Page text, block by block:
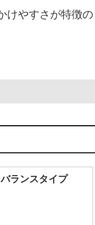
けやすさが特徴の
ランスタイプ